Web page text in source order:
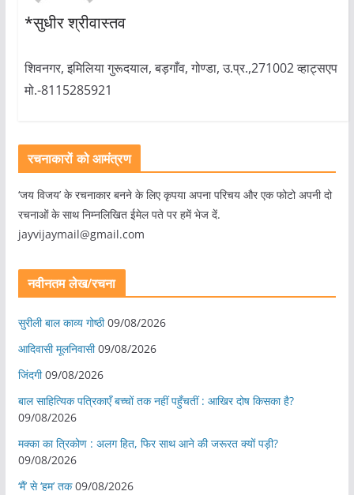
*सुधीर श्रीवास्तव
शिवनगर, इमिलिया गुरूदयाल, बड़गाँव, गोण्डा, उ.प्र.,271002 व्हाट्सएप
मो.-8115285921
रचनाकारों को आमंत्रण
‘जय विजय’ के रचनाकार बनने के लिए कृपया अपना परिचय और एक फोटो अपनी दो
रचनाओं के साथ निम्नलिखित ईमेल पते पर हमें भेज दें.
jayvijaymail@gmail.com
नवीनतम लेख/रचना
सुरीली बाल काव्य गोष्ठी 09/08/2026
आदिवासी मूलनिवासी 09/08/2026
जिंदगी 09/08/2026
बाल साहित्यिक पत्रिकाएँ बच्चों तक नहीं पहुँचतीं : आखिर दोष किसका है?
09/08/2026
मक्का का त्रिकोण : अलग हित, फिर साथ आने की जरूरत क्यों पड़ी?
09/08/2026
‘मैं’ से ‘हम’ तक 09/08/2026